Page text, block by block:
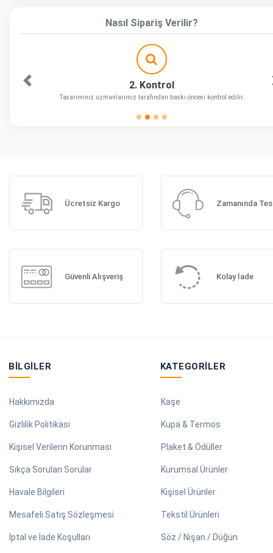
Nasıl Sipariş Verilir?
2. Kontrol
Tasarımınız uzmanlarımız tarafından baskı öncesi kontrol edilir.
Önceki
Ücretsiz Kargo Zamanında
Güvenli Alışveriş Kolay İade
BILGILER
Hakkımızda
Gizlilik Politikası
Kişisel Verilerin Korunması
Sıkça Sorulan Sorular
Havale Bilgileri
Mesafeli Satış Sözleşmesi
İptal ve İade Koşulları
KATEGORILER
Kaşe
Kupa & Termos
Plaket & Ödüller
Kurumsal Ürünler
Kişisel Ürünler
Tekstil Ürünleri
Söz / Nişan / Düğün